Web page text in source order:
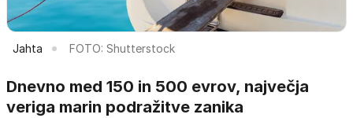
Jahta FOTO: Shutterstock
Dnevno med 150 in 500 evrov, največja
veriga marin podražitve zanika